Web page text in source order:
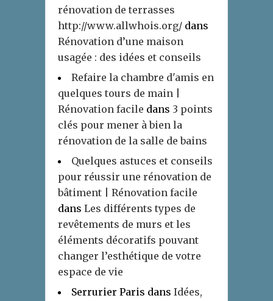
rénovation de terrasses
http://www.allwhois.org/ dans
Rénovation d’une maison
usagée : des idées et conseils
Refaire la chambre d'amis en
quelques tours de main |
Rénovation facile dans 3 points
clés pour mener à bien la
rénovation de la salle de bains
Quelques astuces et conseils
pour réussir une rénovation de
bâtiment | Rénovation facile
dans Les différents types de
revêtements de murs et les
éléments décoratifs pouvant
changer l’esthétique de votre
espace de vie
Serrurier Paris dans Idées,